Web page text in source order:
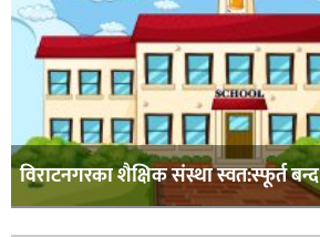
विराटनगरका शैक्षिक संस्था स्वत:स्फूर्त बन्द